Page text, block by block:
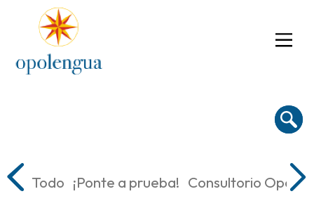
Todo ¡Ponte a prueba! Consultorio